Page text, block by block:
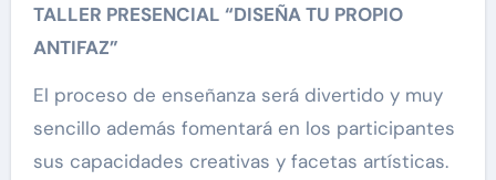
TALLER PRESENCIAL “DISEÑA TU PROPIO
ANTIFAZ”
El proceso de enseñanza será divertido y muy
sencillo además fomentará en los participantes
sus capacidades creativas y facetas artísticas.